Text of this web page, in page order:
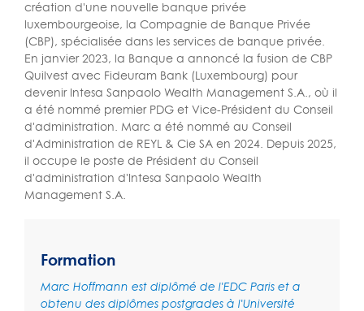
création d'une nouvelle banque privée
luxembourgeoise, la Compagnie de Banque Privée
(CBP), spécialisée dans les services de banque privée.
En janvier 2023, la Banque a annoncé la fusion de CBP
Quilvest avec Fideuram Bank (Luxembourg) pour
devenir Intesa Sanpaolo Wealth Management S.A., où il
a été nommé premier PDG et Vice-Président du Conseil
d'administration. Marc a été nommé au Conseil
d'Administration de REYL & Cie SA en 2024. Depuis 2025,
il occupe le poste de Président du Conseil
d'administration d'Intesa Sanpaolo Wealth
Management S.A.
Formation
Marc Hoffmann est diplômé de l'EDC Paris et a
obtenu des diplômes postgrades à l'Université